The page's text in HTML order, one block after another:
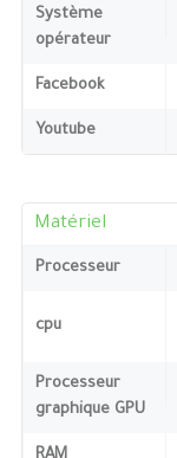
Système
opérateur
Facebook
Youtube
Matériel
Processeur
cpu
Processeur
graphique GPU